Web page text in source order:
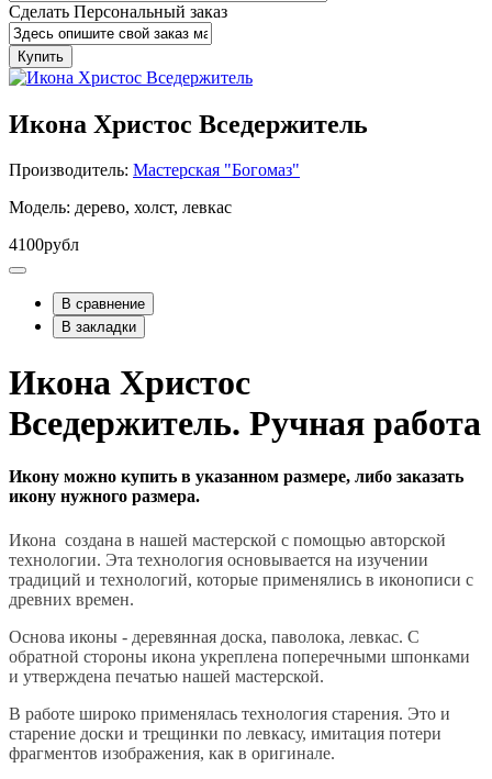
Сделать Персональный заказ
Купить
Икона Христос Вседержитель
Производитель: Мастерская "Богомаз"
Модель: дерево, холст, левкас
4100рубл
В сравнение
В закладки
Икона Христос
Вседержитель. Ручная работа
Икону можно купить в указанном размере, либо заказать
икону нужного размера.
Икона создана в нашей мастерской с помощью авторской
технологии. Эта технология основывается на изучении
традиций и технологий, которые применялись в иконописи с
древних времен.
Основа иконы - деревянная доска, паволока, левкас. С
обратной стороны икона укреплена поперечными шпонками
и утверждена печатью нашей мастерской.
В работе широко применялась технология старения. Это и
старение доски и трещинки по левкасу, имитация потери
фрагментов изображения, как в оригинале.